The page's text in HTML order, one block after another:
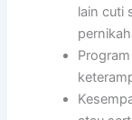
lain cuti